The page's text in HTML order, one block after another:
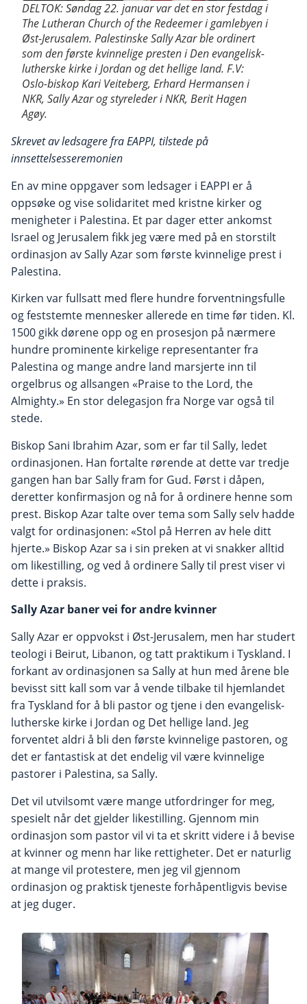
DELTOK: Søndag 22. januar var det en stor festdag i
The Lutheran Church of the Redeemer i gamlebyen i
Øst-Jerusalem. Palestinske Sally Azar ble ordinert
som den første kvinnelige presten i Den evangelisk-
lutherske kirke i Jordan og det hellige land. F.V:
Oslo-biskop Kari Veiteberg, Erhard Hermansen i
NKR, Sally Azar og styreleder i NKR, Berit Hagen
Agøy.
Skrevet av ledsagere fra EAPPI, tilstede på
innsettelsesseremonien
En av mine oppgaver som ledsager i EAPPI er å
oppsøke og vise solidaritet med kristne kirker og
menigheter i Palestina. Et par dager etter ankomst
Israel og Jerusalem fikk jeg være med på en storstilt
ordinasjon av Sally Azar som første kvinnelige prest i
Palestina.
Kirken var fullsatt med flere hundre forventningsfulle
og feststemte mennesker allerede en time før tiden. Kl.
1500 gikk dørene opp og en prosesjon på nærmere
hundre prominente kirkelige representanter fra
Palestina og mange andre land marsjerte inn til
orgelbrus og allsangen «Praise to the Lord, the
Almighty.» En stor delegasjon fra Norge var også til
stede.
Biskop Sani Ibrahim Azar, som er far til Sally, ledet
ordinasjonen. Han fortalte rørende at dette var tredje
gangen han bar Sally fram for Gud. Først i dåpen,
deretter konfirmasjon og nå for å ordinere henne som
prest. Biskop Azar talte over tema som Sally selv hadde
valgt for ordinasjonen: «Stol på Herren av hele ditt
hjerte.» Biskop Azar sa i sin preken at vi snakker alltid
om likestilling, og ved å ordinere Sally til prest viser vi
dette i praksis.
Sally Azar baner vei for andre kvinner
Sally Azar er oppvokst i Øst-Jerusalem, men har studert
teologi i Beirut, Libanon, og tatt praktikum i Tyskland. I
forkant av ordinasjonen sa Sally at hun med årene ble
bevisst sitt kall som var å vende tilbake til hjemlandet
fra Tyskland for å bli pastor og tjene i den evangelisk-
lutherske kirke i Jordan og Det hellige land. Jeg
forventet aldri å bli den første kvinnelige pastoren, og
det er fantastisk at det endelig vil være kvinnelige
pastorer i Palestina, sa Sally.
Det vil utvilsomt være mange utfordringer for meg,
spesielt når det gjelder likestilling. Gjennom min
ordinasjon som pastor vil vi ta et skritt videre i å bevise
at kvinner og menn har like rettigheter. Det er naturlig
at mange vil protestere, men jeg vil gjennom
ordinasjon og praktisk tjeneste forhåpentligvis bevise
at jeg duger.